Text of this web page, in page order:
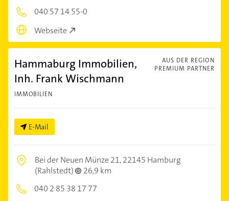
040 57 14 55-0
Webseite
AUS DER REGION
PREMIUM PARTNER
Hammaburg Immobilien,
Inh. Frank Wischmann
IMMOBILIEN
E-Mail
Bei der Neuen Münze 21,22145 Hamburg
(Rahlstedt)
26,9 km
040 2 85 38 17 77